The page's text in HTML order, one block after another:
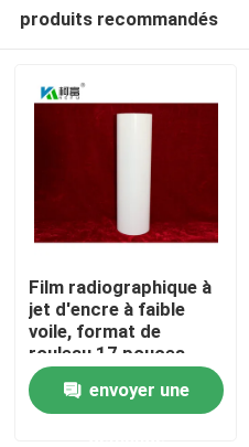
Aperçu
produits recommandés
Film radiographique à
jet d'encre à faible
voile, format de
rouleau 17 pouces,
rouleau de 100
feuilles, offrant une
clarté et des détails
envoyer une